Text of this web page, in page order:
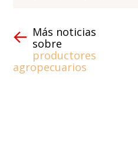
Más noticias
sobre
productores
agropecuarios